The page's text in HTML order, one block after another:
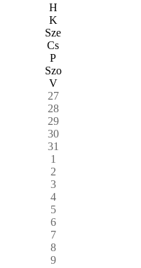
H
K
Sze
Cs
P
Szo
V
27
28
29
30
31
1
2
3
4
5
6
7
8
9